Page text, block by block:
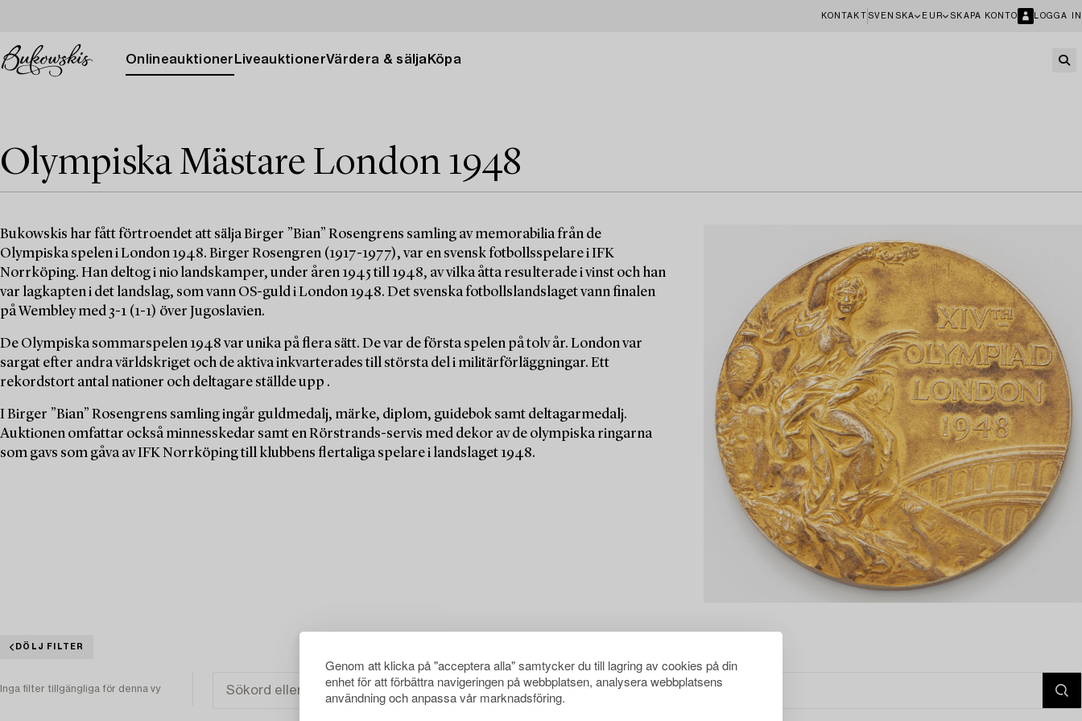
Genom att klicka på "acceptera alla" samtycker du till lagring av cookies på din
enhet för att förbättra navigeringen på webbplatsen, analysera webbplatsens
användning och anpassa vår marknadsföring.
KONTAKT SVENSKA EUR SKAPA KONTO LOGGA IN
Onlineauktioner LiveauktionerVärdera & sälja Köpa
Olympiska Mästare London 1948
Bukowskis har fått förtroendet att sälja Birger ”Bian” Rosengrens samling av memorabilia från de
Olympiska spelen i London 1948. Birger Rosengren (1917-1977), var en svensk fotbollsspelare i IFK
Norrköping. Han deltog i nio landskamper, under åren 1945 till 1948, av vilka åtta resulterade i vinst och han
var lagkapten i det landslag, som vann OS-guld i London 1948. Det svenska fotbollslandslaget vann finalen
på Wembley med 3-1 (1-1) över Jugoslavien.
De Olympiska sommarspelen 1948 var unika på flera sätt. De var de första spelen på tolv år. London var
sargat efter andra världskriget och de aktiva inkvarterades till största del i militärförläggningar. Ett
rekordstort antal nationer och deltagare ställde upp .
I Birger ”Bian” Rosengrens samling ingår guldmedalj, märke, diplom, guidebok samt deltagarmedalj.
Auktionen omfattar också minnesskedar samt en Rörstrands-servis med dekor av de olympiska ringarna
som gavs som gåva av IFK Norrköping till klubbens flertaliga spelare i landslaget 1948.
DÖLJ FILTER
Inga filter tillgängliga för denna vy